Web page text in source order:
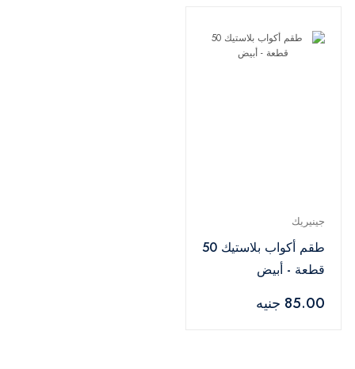
جينيريك
طقم أكواب بلاستيك 50
قطعة - أبيض
85.00 جنيه